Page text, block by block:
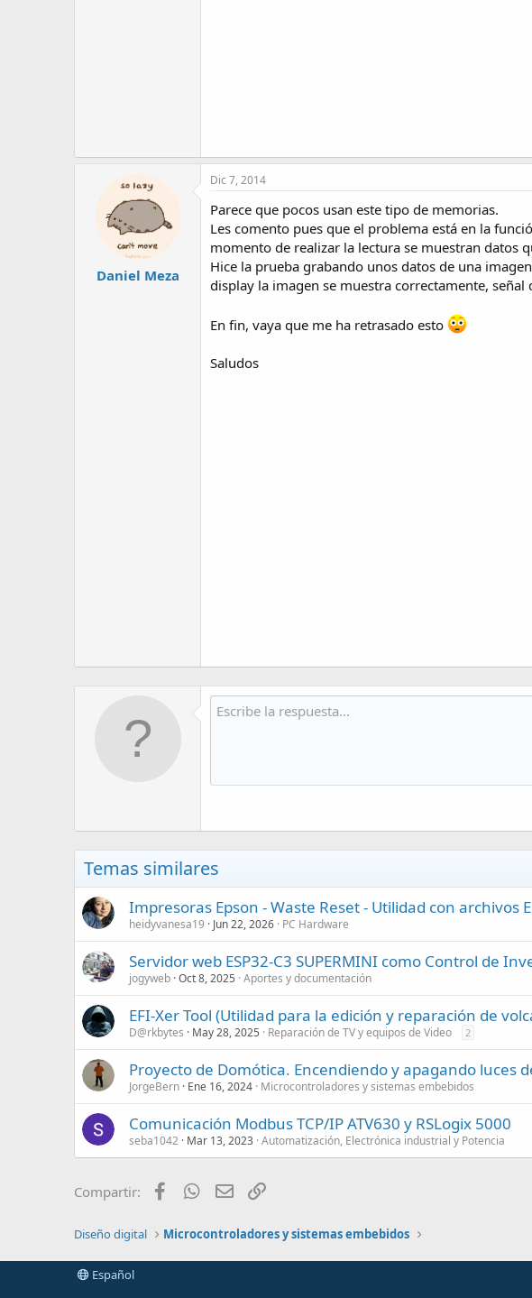
Daniel Meza
Dic 7, 2014
Parece que pocos usan este tipo de memorias.
Les comento pues que el problema está en la
momento de realizar la lectura se muestran datos
Hice la prueba grabando unos datos de una
display la imagen se muestra correctamente,
En fin, vaya que me ha retrasado esto
Saludos
Temas similares
Impresoras Epson - Waste Reset - Utilidad con archivos
heidyvanesa19 Jun 22, 2026 PC Hardware
Servidor web ESP32-C3 SUPERMINI como Control de
jogyweb Oct 8, 2025 Aportes y documentación
EFI-Xer Tool (Utilidad para la edición y reparación de
D@rkbytes May 28, 2025 Reparación de TV y equipos de Video 2
Proyecto de Domótica. Encendiendo y apagando luces
JorgeBern Ene 16, 2024 Microcontroladores y sistemas embebidos
Comunicación Modbus TCP/IP ATV630 y RSLogix 5000
seba1042 Mar 13, 2023 Automatización, Electrónica industrial y Potencia
Compartir: FacebookWhatsApp
Email
Diseño digital Microcontroladores y sistemas embebidos
Español